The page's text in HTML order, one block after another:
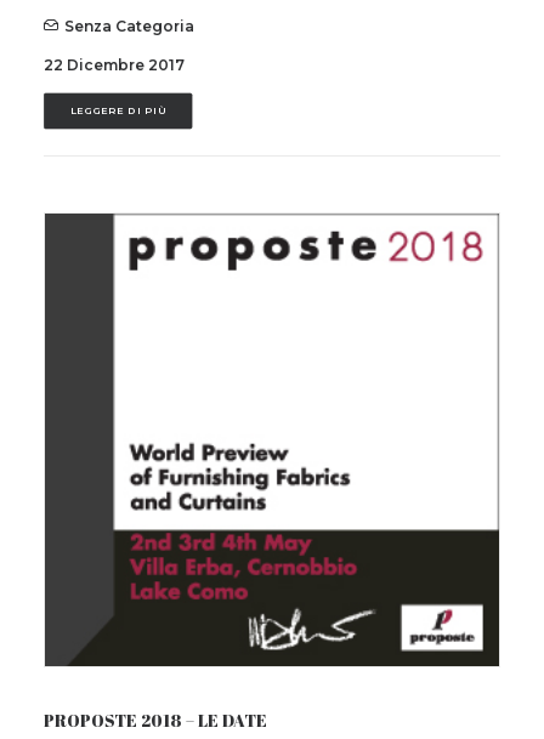
Senza Categoria
22 Dicembre 2017
LEGGERE DI PIÙ
PROPOSTE 2018 – LE DATE